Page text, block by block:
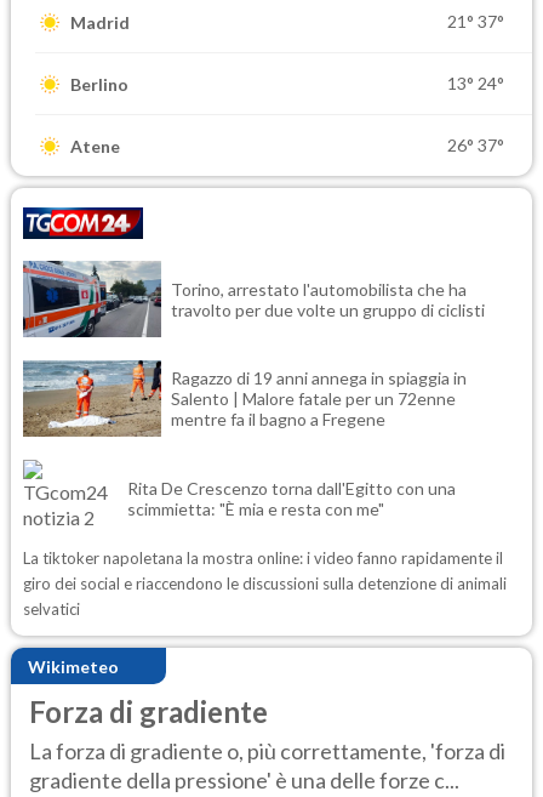
Madrid 21° 37°
Berlino 13° 24°
Atene 26° 37°
Torino, arrestato l'automobilista che ha
travolto per due volte un gruppo di ciclisti
Ragazzo di 19 anni annega in spiaggia in
Salento | Malore fatale per un 72enne
mentre fa il bagno a Fregene
Rita De Crescenzo torna dall'Egitto con una
scimmietta: "È mia e resta con me"
La tiktoker napoletana la mostra online: i video fanno rapidamente il
giro dei social e riaccendono le discussioni sulla detenzione di animali
selvatici
Wikimeteo
Forza di gradiente
La forza di gradiente o, più correttamente, 'forza di
gradiente della pressione' è una delle forze c...